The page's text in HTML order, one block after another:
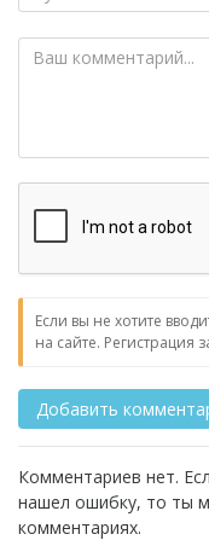
Если вы не хотите
на сайте. Регистрация
Комментариев нет.
нашел ошибку, то ты
комментариях.